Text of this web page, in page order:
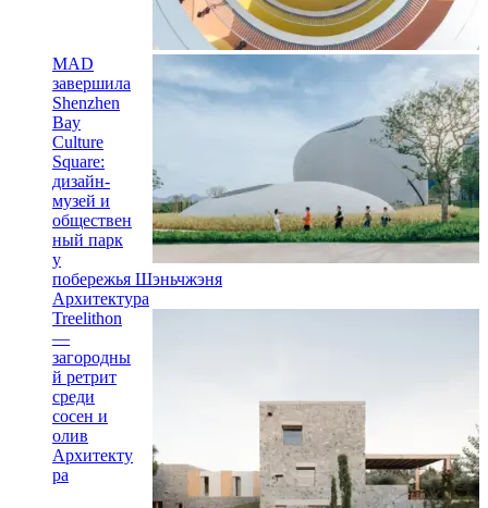
MAD
завершила
Shenzhen
Bay
Culture
Square:
дизайн-
музей и
обществен
ный парк
у
побережья Шэньчжэня
Архитектура
Treelithon
—
загородны
й ретрит
среди
сосен и
олив
Архитекту
ра